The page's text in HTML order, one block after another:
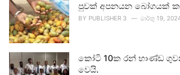
පුවක් අපනයන බෝගයක්
BY PUBLISHER 3 මාර්තු 19,
කෝටි 10ක රන් භාණ්ඩ
වෙයි.